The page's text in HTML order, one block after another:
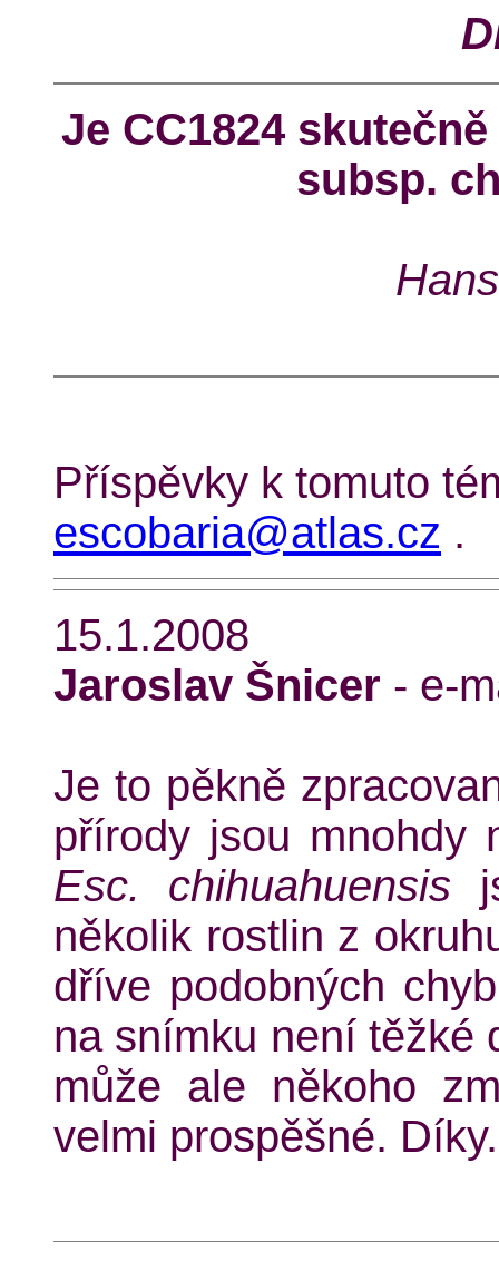
Je CC1824
subsp.
Příspěvky k tomuto
escobaria@atlas.cz .
15.1.2008
Jaroslav Šnicer - e-
Je to pěkně
přírody jsou mnohdy
Esc. chihuahuensis
několik rostlin z
dříve podobných
na snímku není těžké
může ale někoho
velmi prospěšné. Díky.